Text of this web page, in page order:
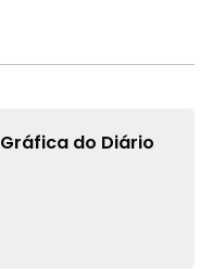
Gráfica do Diário